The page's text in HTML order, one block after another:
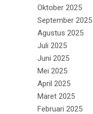
Oktober 2025
September 2025
Agustus 2025
Juli 2025
Juni 2025
Mei 2025
April 2025
Maret 2025
Februari 2025